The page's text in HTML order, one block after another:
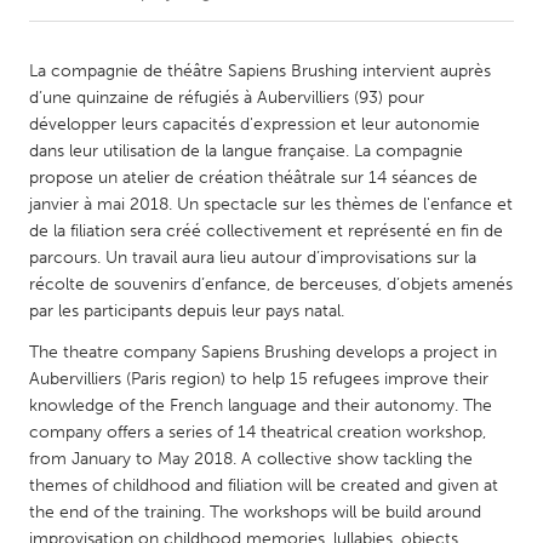
Amherstburg
Kingston
Kitchener-Waterloo
New Glasgow
Newmarket
Ottawa
South Shore
Toronto
MALAYSIA
Kuala Lumpur
NETHERLANDS
Leiden
Rotterdam
Utrecht
La compagnie de théâtre Sapiens Brushing intervient auprès
d’une quinzaine de réfugiés à Aubervilliers (93) pour
développer leurs capacités d'expression et leur autonomie
dans leur utilisation de la langue française. La compagnie
propose un atelier de création théâtrale sur 14 séances de
janvier à mai 2018. Un spectacle sur les thèmes de l'enfance et
de la filiation sera créé collectivement et représenté en fin de
parcours. Un travail aura lieu autour d’improvisations sur la
récolte de souvenirs d’enfance, de berceuses, d’objets amenés
par les participants depuis leur pays natal.
The theatre company Sapiens Brushing develops a project in
Aubervilliers (Paris region) to help 15 refugees improve their
knowledge of the French language and their autonomy. The
company offers a series of 14 theatrical creation workshop,
from January to May 2018. A collective show tackling the
themes of childhood and filiation will be created and given at
the end of the training. The workshops will be build around
improvisation on childhood memories, lullabies, objects